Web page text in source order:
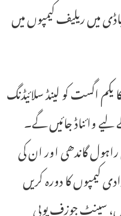
میں ریلیف کیمپوں میں
یکم اگست کو لینڈ سلائیڈنگ
وائناڈ جائیں گے۔
گاندھی اور ان کی
کیمپوں کا دورہ کریں
سینٹ جوزف یوپی